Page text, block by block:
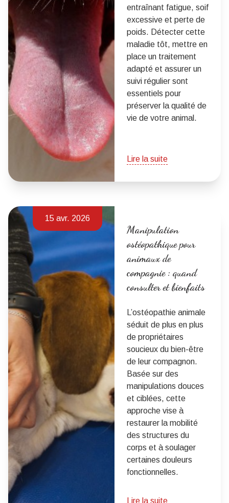
entraînant fatigue, soif
excessive et perte de
poids. Détecter cette
maladie tôt, mettre en
place un traitement
adapté et assurer un
suivi régulier sont
essentiels pour
préserver la qualité de
vie de votre animal.
Lire la suite
15 avr. 2026
Manipulation
ostéopathique pour
animaux de
compagnie : quand
consulter et bienfaits
L’ostéopathie animale
séduit de plus en plus
de propriétaires
soucieux du bien-être
de leur compagnon.
Basée sur des
manipulations douces
et ciblées, cette
approche vise à
restaurer la mobilité
des structures du
corps et à soulager
certaines douleurs
fonctionnelles.
Lire la suite